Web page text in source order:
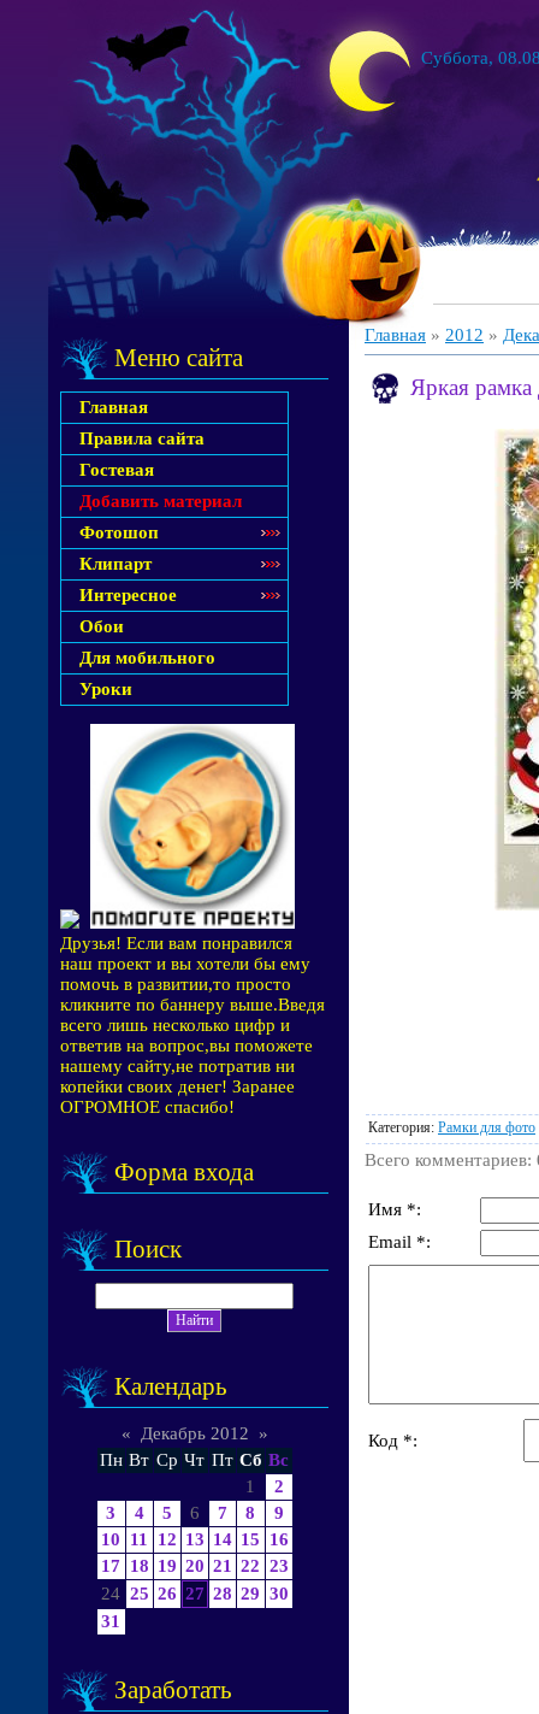
Суббота,
Меню сайта
Главная
Правила сайта
Гостевая
Добавить материал
Фотошоп
Клипарт
Интересное
Обои
Для мобильного
Уроки
Друзья! Если вам понравился
наш проект и вы хотели бы ему
помочь в развитии,то просто
кликните по баннеру выше.Введя
всего лишь несколько цифр и
ответив на вопрос,вы поможете
нашему сайту,не потратив ни
копейки своих денег! Заранее
ОГРОМНОЕ спасибо!
Форма входа
Поиск
Календарь
« Декабрь 2012
»
Пн Вт Ср Чт Пт Сб Вс
1
2
3
4 5 6 7 8
9
10
11 12 13 14 15
16
17 18 19 20 21 22 23
24 25 26 27 28 29 30
31
Заработать
Главная » 2012 »
Яркая
Категория: Рамки для фото
Всего комментариев:
Имя *:
Email *:
Код *: